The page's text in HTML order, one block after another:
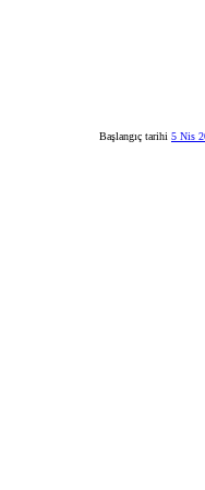
Başlangıç tarihi 5 Nis